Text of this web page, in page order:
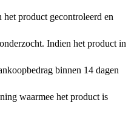
product gecontroleerd en
Indien het product in
binnen 14 dagen
waarmee het product is